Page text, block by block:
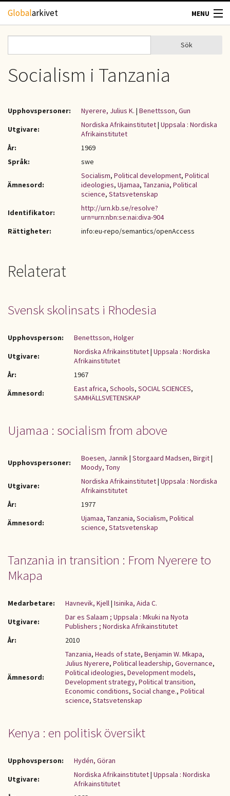
Hoppa till huvudinnehåll
Globalarkivet MENU
TIDSKRIFTER
OM OSS
Sökformulär
Sök
Socialism i Tanzania
Upphovspersoner: Nyerere, Julius K. | Benettsson, Gun
Utgivare:
Nordiska Afrikainstitutet| Uppsala : Nordiska
Afrikainstitutet
År:
1969
Språk:
swe
Ämnesord:
Socialism, Political development, Political
ideologies, Ujamaa, Tanzania, Political
science, Statsvetenskap
Identifikator:
http://urn.kb.se/resolve?
urn=urn:nbn:se:nai:diva-904
Rättigheter:
info:eu-repo/semantics/openAccess
Relaterat
Svensk skolinsats i Rhodesia
Upphovsperson:
Benettsson, Holger
Utgivare:
Nordiska Afrikainstitutet| Uppsala : Nordiska
Afrikainstitutet
År:
1967
Ämnesord:
East africa, Schools, SOCIAL SCIENCES,
SAMHÄLLSVETENSKAP
Ujamaa : socialism from above
Upphovspersoner: Boesen, Jannik| Storgaard Madsen, Birgit|
Moody, Tony
Utgivare:
Nordiska Afrikainstitutet| Uppsala : Nordiska
Afrikainstitutet
År:
1977
Ämnesord:
Ujamaa, Tanzania, Socialism, Political
science, Statsvetenskap
Tanzania in transition : From Nyerere to
Mkapa
Medarbetare: Havnevik, Kjell| Isinika, Aida C.
Utgivare:
Dar es Salaam ; Uppsala : Mkuki na Nyota
Publishers ; Nordiska Afrikainstitutet
År:
2010
Ämnesord:
Tanzania, Heads of state, Benjamin W. Mkapa,
Julius Nyerere, Political leadership, Governance,
Political ideologies, Development models,
Development strategy, Political transition,
Economic conditions, Social change., Political
science, Statsvetenskap
Kenya : en politisk översikt
Upphovsperson:
Hydén, Göran
Utgivare:
Nordiska Afrikainstitutet| Uppsala : Nordiska
Afrikainstitutet